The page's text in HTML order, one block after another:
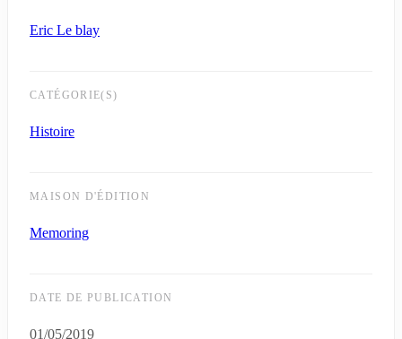
Eric Le blay
CATÉGORIE(S)
Histoire
MAISON D'ÉDITION
Memoring
DATE DE PUBLICATION
01/05/2019